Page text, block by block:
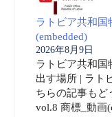
ラトビア共和国
(embedded)
2026年8月9日
ラトビア共和国
出す場所 | ラト
ちらの記事もど
vol.8 商標_動画